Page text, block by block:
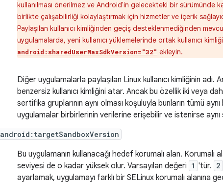
kullanılması önerilmez ve Android'in gelecekteki bir sürümünde
birlikte çalışabilirliği kolaylaştırmak için hizmetler ve içerik
Paylaşılan kullanıcı kimliğinden geçiş desteklenmediğinden
uygulamalarda, yeni kullanıcı yüklemelerinde ortak kullanıcı
android:sharedUserMaxSdkVersion="32" ekleyin.
Diğer uygulamalarla paylaşılan Linux kullanıcı kimliğinin
benzersiz kullanıcı kimliğini atar. Ancak bu özellik iki veya
sertifika gruplarının aynı olması koşuluyla bunların tümü aynı
uygulamalar birbirlerinin verilerine erişebilir ve istenirse aynı
android:targetSandboxVersion
Bu uygulamanın kullanacağı hedef korumalı alan.
seviyesi de o kadar yüksek olur. Varsayılan değeri 1 'tür. 2
ayarlamak, uygulamayı farklı bir SELinux korumalı alanına